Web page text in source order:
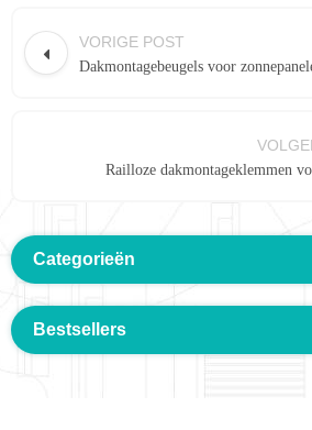
VORIGE POST
Dakmontagebeugels voor
Railloze dakmontageklemmen
Categorieën
Bestsellers